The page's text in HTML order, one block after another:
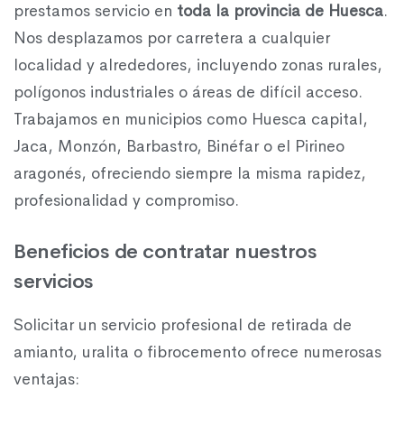
prestamos servicio en toda la provincia de Huesca.
Nos desplazamos por carretera a cualquier
localidad y alrededores, incluyendo zonas rurales,
polígonos industriales o áreas de difícil acceso.
Trabajamos en municipios como Huesca capital,
Jaca, Monzón, Barbastro, Binéfar o el Pirineo
aragonés, ofreciendo siempre la misma rapidez,
profesionalidad y compromiso.
Beneficios de contratar nuestros
servicios
Solicitar un servicio profesional de retirada de
amianto, uralita o fibrocemento ofrece numerosas
ventajas: